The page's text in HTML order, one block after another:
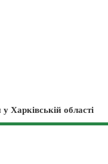
Харківській області